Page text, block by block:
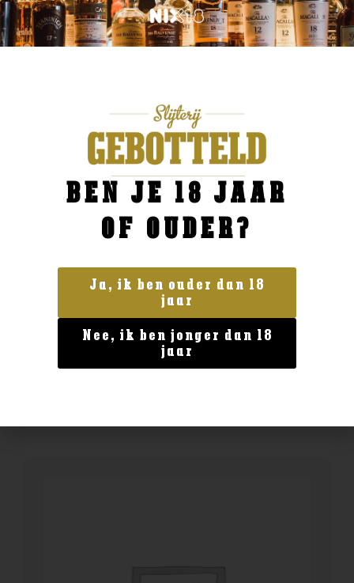
Enate 234 Chardonnay Magnum
BEN JE 18 JAAR
OF OUDER?
Ja, ik ben ouder dan 18
jaar
Nee, ik ben jonger dan 18
jaar